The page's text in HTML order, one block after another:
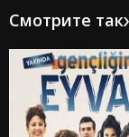
Смотрите